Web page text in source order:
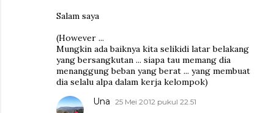
Salam saya
(However ...
Mungkin ada baiknya kita selikidi latar belakang
yang bersangkutan ... siapa tau memang dia
menanggung beban yang berat ... yang membuat
dia selalu alpa dalam kerja kelompok)
Una 25 Mei 2012 pukul 22.51